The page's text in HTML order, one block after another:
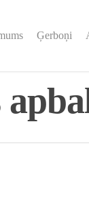
Ģerboņi